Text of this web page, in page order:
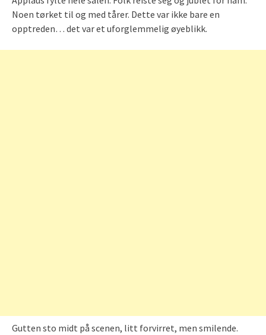
Noen tørket til og med tårer. Dette var ikke bare en
opptreden… det var et uforglemmelig øyeblikk.
Gutten sto midt på scenen, litt forvirret, men smilende.